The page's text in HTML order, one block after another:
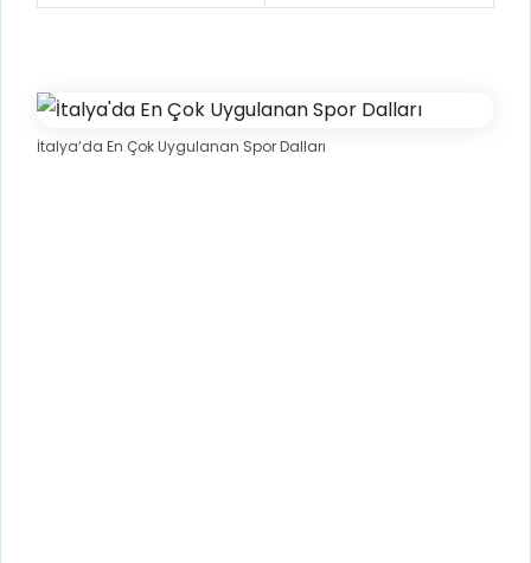
İtalya’da En Çok Uygulanan Spor Dalları